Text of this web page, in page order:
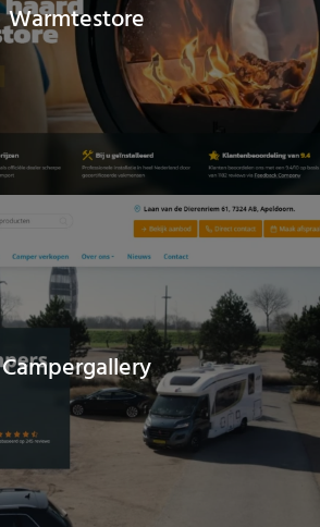
Warmtestore
Campergallery